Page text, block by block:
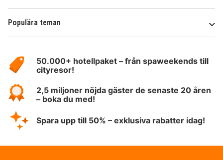
Populära teman
HotelSpecials50.000+ hotellpaket – från spaweekends till
cityresor!
2,5 miljoner nöjda gäster de senaste 20 åren
– boka du med!
Spara upp till 50% – exklusiva rabatter idag!